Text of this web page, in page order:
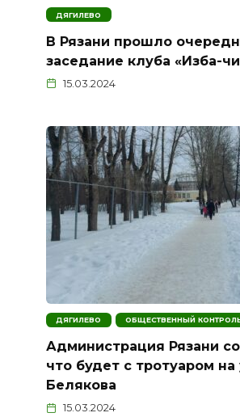
ДЯГИЛЕВО
В Рязани прошло
заседание клуба «Изба-
15.03.2024
ДЯГИЛЕВО ОБЩЕСТВЕННЫЙ
Администрация Рязани
что будет с тротуаром на
Белякова
15.03.2024